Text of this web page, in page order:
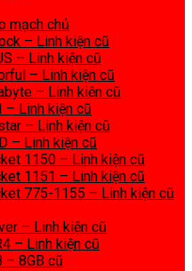
mạch chủ
– Linh kiện cũ
– Linh kiện cũ
– Linh kiện cũ
– Linh kiện cũ
– Linh kiện cũ
– Linh kiện cũ
– Linh kiện cũ
1150 – Linh kiện cũ
1151 – Linh kiện cũ
775-1155 – Linh kiện cũ
– Linh kiện cũ
– Linh kiện cũ
– 8GB cũ